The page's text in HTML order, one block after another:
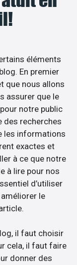
éléments
En premier
que nous allons
assurer que le
notre public
des recherches
les informations
exactes et
à ce que notre
à lire pour nos
d’utiliser
le
il faut choisir
cela, il faut faire
donner des